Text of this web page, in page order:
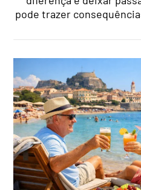
pode trazer